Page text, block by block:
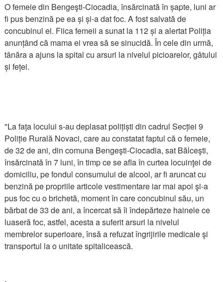
O femeie din Bengeşti-Ciocadia, însărcinată în șapte, luni ar
fi pus benzină pe ea și și-a dat foc. A fost salvată de
concubinul ei. Fiica femeii a sunat la 112 și a alertat Poliția
anunțând că mama ei vrea să se sinucidă. În cele din urmă,
tânăra a ajuns la spital cu arsuri la nivelul picioarelor, gâtului
și feței.
"La fața locului s-au deplasat polițiști din cadrul Secției 9
Poliție Rurală Novaci, care au constatat faptul că o femeie,
de 32 de ani, din comuna Bengeşti-Ciocadia, sat Bălceşti,
însărcinată în 7 luni, în timp ce se afla în curtea locuinţei de
domiciliu, pe fondul consumului de alcool, ar fi aruncat cu
benzină pe propriile articole vestimentare iar mai apoi şi-a
pus foc cu o brichetă, moment în care concubinul său, un
bărbat de 33 de ani, a încercat să îi îndepărteze hainele ce
luaseră foc, astfel, acesta a suferit arsuri la nivelul
membrelor superioare, însă a refuzat îngrijirile medicale şi
transportul la o unitate spitalicească.